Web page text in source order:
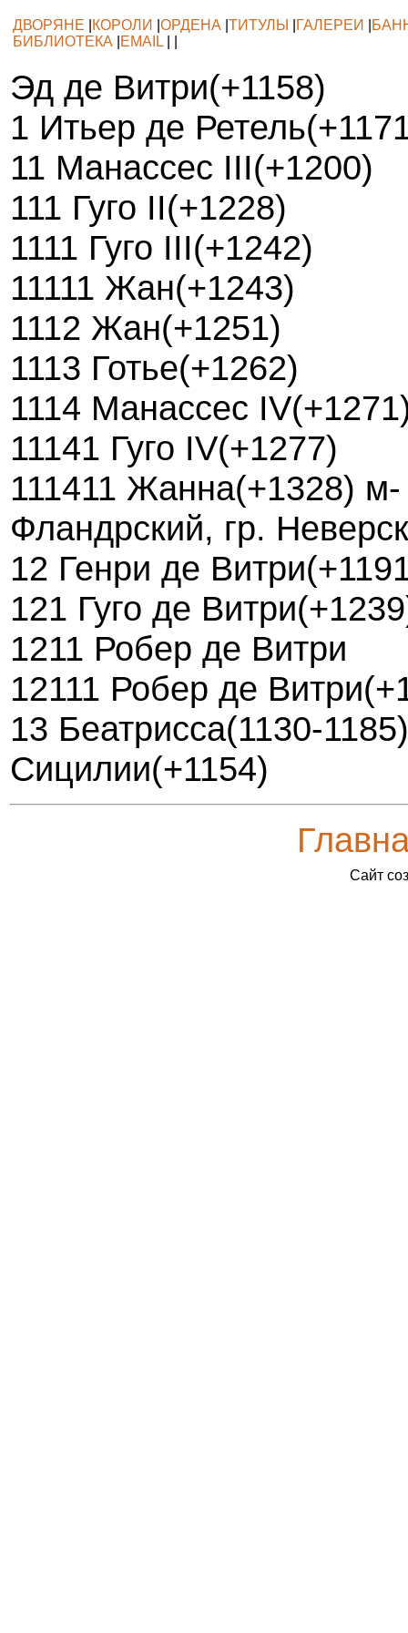
ДВОРЯНЕ КОРОЛИ ОРДЕНА ТИТУЛЫ ГАЛЕРЕИ
БИБЛИОТЕКА
EMAIL
Эд де Витри(+1158)
1 Итьер де
11 Манассес III(+1200)
111 Гуго II(+1228)
1111 Гуго III(+1242)
11111 Жан(+1243)
1112 Жан(+1251)
1113 Готье(+1262)
1114 Манассес
11141 Гуго IV(+1277)
111411 Жанна(+1328)
Фландрский, гр.
12 Генри де
121 Гуго де
1211 Робер де Витри
12111 Робер де
13 Беатрисса(1130-
Сицилии(+1154)
Сайт